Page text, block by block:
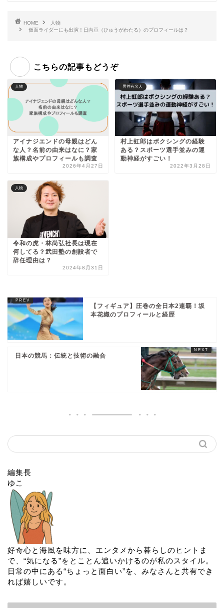
HOME
人物
仮面ライダーにも出演！日向亘（ひゅうがわたる）のプロフィールは？
こちらの記事もどうぞ
人物
アイナジエンドの母親はどん
な人？名前の由来はなに？家
族構成やプロフィールも調査
2026年4月27日
男性有名人
村上虹郎はボクシングの経験
ある？スポーツ選手並みの運
動神経がすごい！
2022年3月28日
人物
令和の虎・林尚弘社長は現在
何してる？武田塾の創設者で
辞任理由は？
2024年8月31日
【フィギュア】圧巻の全日本2連覇！坂
本花織のプロフィールと経歴
日本の競馬：伝統と技術の融合
編集長
ゆこ
好奇心と海風を味方に、エンタメから暮らしのヒントま
で、“気になる”をとことん追いかけるのが私のスタイル。
日常の中にある“ちょっと面白い”を、みなさんと共有でき
れば嬉しいです。